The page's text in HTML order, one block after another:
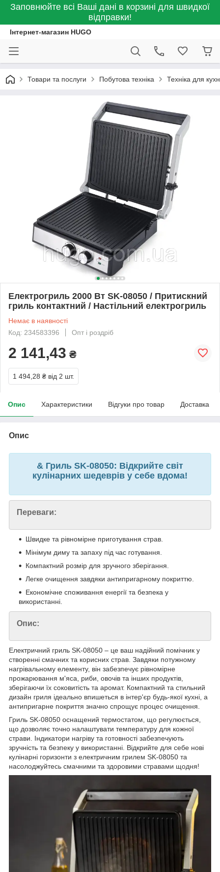
Заповнюйте всі Ваші дані в корзині для швидкої
відправки!
Інтернет-магазин HUGO
Товари та послуги Побутова техніка Техніка для
Електрогриль 2000 Вт SK-08050 / Притискний
гриль контактний / Настільний електрогриль
Немає в наявності
Код: 234583396
Опт і роздріб
2 141,43 ₴
1 494,28 ₴ від 2 шт.
Опис Характеристики Відгуки про товар Доставка
Опис
& Гриль SK-08050: Відкрийте світ
кулінарних шедеврів у себе вдома!
Переваги:
Швидке та рівномірне приготування страв.
Мінімум диму та запаху під час готування.
Компактний розмір для зручного зберігання.
Легке очищення завдяки антипригарному покриттю.
Економічне споживання енергії та безпека у
використанні.
Опис:
Електричний гриль SK-08050 – це ваш надійний помічник у
створенні смачних та корисних страв. Завдяки потужному
нагрівальному елементу, він забезпечує рівномірне
прожарювання м'яса, риби, овочів та інших продуктів,
зберігаючи їх соковитість та аромат. Компактний та стильний
дизайн гриля ідеально впишеться в інтер'єр будь-якої кухні, а
антипригарне покриття значно спрощує процес очищення.
Гриль SK-08050 оснащений термостатом, що регулюється,
що дозволяє точно налаштувати температуру для кожної
страви. Індикатори нагріву та готовності забезпечують
зручність та безпеку у використанні. Відкрийте для себе нові
кулінарні горизонти з електричним грилем SK-08050 та
насолоджуйтесь смачними та здоровими стравами щодня!